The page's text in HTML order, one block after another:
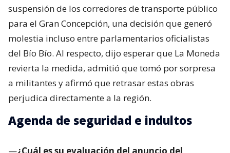
suspensión de los corredores de transporte público
para el Gran Concepción, una decisión que generó
molestia incluso entre parlamentarios oficialistas
del Bío Bío. Al respecto, dijo esperar que La Moneda
revierta la medida, admitió que tomó por sorpresa
a militantes y afirmó que retrasar estas obras
perjudica directamente a la región.
Agenda de seguridad e indultos
—¿Cuál es su evaluación del anuncio del